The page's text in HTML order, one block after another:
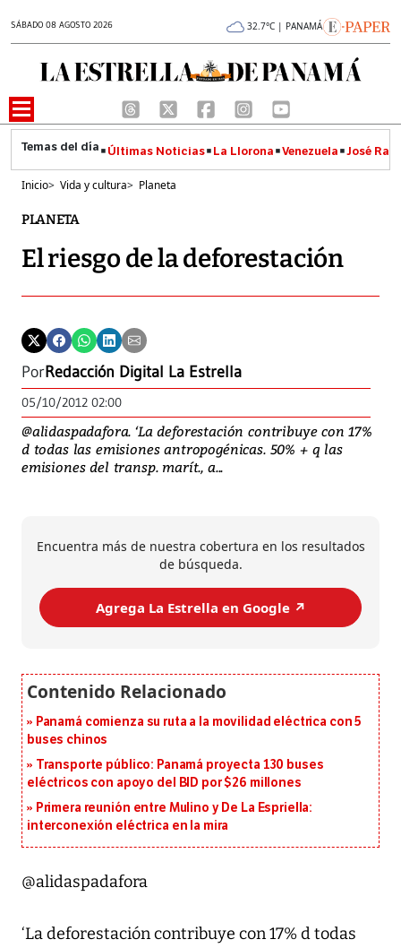
SÁBADO 08 AGOSTO 2026 32.7°C | PANAMÁ
Últimas Noticias La Llorona Venezuela José
Inicio> Vida y cultura> Planeta
PLANETA
El riesgo de la deforestación
PorRedacción Digital La Estrella
05/10/2012 02:00
@alidaspadafora. ‘La deforestación contribuye con 17%
d todas las emisiones antropogénicas. 50% + q las
emisiones del transp. marít., a...
Encuentra más de nuestra cobertura en los resultados
de búsqueda.
Agrega La Estrella en Google ↗️
Panamá comienza su ruta a la movilidad eléctrica con 5
buses chinos
Transporte público: Panamá proyecta 130 buses
eléctricos con apoyo del BID por $26 millones
Primera reunión entre Mulino y De La Espriella:
interconexión eléctrica en la mira
@alidaspadafora
‘La deforestación contribuye con 17% d todas